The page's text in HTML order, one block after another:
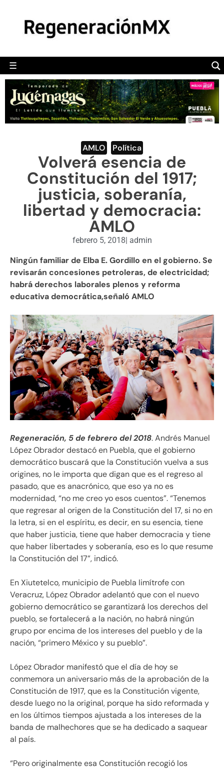
☰
POLÍTICA
CAMALEÓN
OPINIÓN
DEPORTES
ENGLISH SECTION
VIDEOS
AMLO Política
Volverá esencia de
Constitución del 1917;
justicia, soberanía,
libertad y democracia:
AMLO
febrero 5, 2018| admin
Ningún familiar de Elba E. Gordillo en el gobierno. Se
revisarán concesiones petroleras, de electricidad;
habrá derechos laborales plenos y reforma
educativa democrática,señaló AMLO
Regeneración, 5 de febrero del 2018. Andrés Manuel
López Obrador destacó en Puebla, que el gobierno
democrático buscará que la Constitución vuelva a sus
origines, no le importa que digan que es el regreso al
pasado, que es anacrónico, que eso ya no es
modernidad, “no me creo yo esos cuentos”. “Tenemos
que regresar al origen de la Constitución del 17, si no en
la letra, si en el espíritu, es decir, en su esencia, tiene
que haber justicia, tiene que haber democracia y tiene
que haber libertades y soberanía, eso es lo que resume
la Constitución del 17”, indicó.
En Xiutetelco, municipio de Puebla limítrofe con
Veracruz, López Obrador adelantó que con el nuevo
gobierno democrático se garantizará los derechos del
pueblo, se fortalecerá a la nación, no habrá ningún
grupo por encima de los intereses del pueblo y de la
nación, “primero México y su pueblo”.
López Obrador manifestó que el día de hoy se
conmemora un aniversario más de la aprobación de la
Constitución de 1917, que es la Constitución vigente,
desde luego no la original, porque ha sido reformada y
en los últimos tiempos ajustada a los intereses de la
banda de malhechores que se ha dedicado a saquear
al país.
“Pero originalmente esa Constitución recogió los